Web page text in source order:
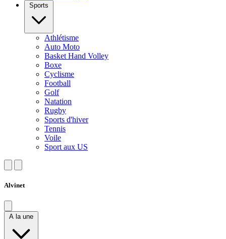
Sports
Athlétisme
Auto Moto
Basket Hand Volley
Boxe
Cyclisme
Football
Golf
Natation
Rugby
Sports d'hiver
Tennis
Voile
Sport aux US
Alvinet
A la une